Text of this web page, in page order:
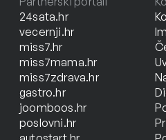
24sata.hr
vecernji.hr
miss7.hr
miss7mama.hr
miss7zdrava.hr
gastro.hr
joomboos.hr
poslovni.hr